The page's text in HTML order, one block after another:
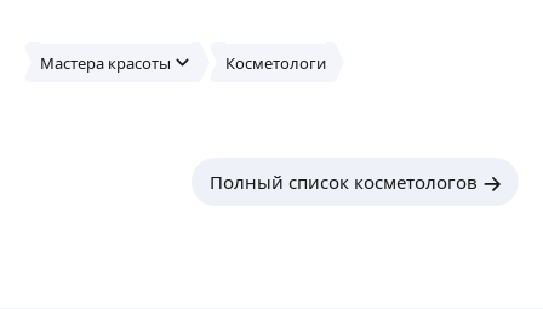
Мастера красоты Косметологи
Полный список косметологов